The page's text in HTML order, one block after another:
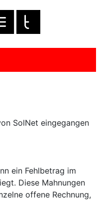
SolNet eingegangen
ein Fehlbetrag im
Diese Mahnungen
offene Rechnung,